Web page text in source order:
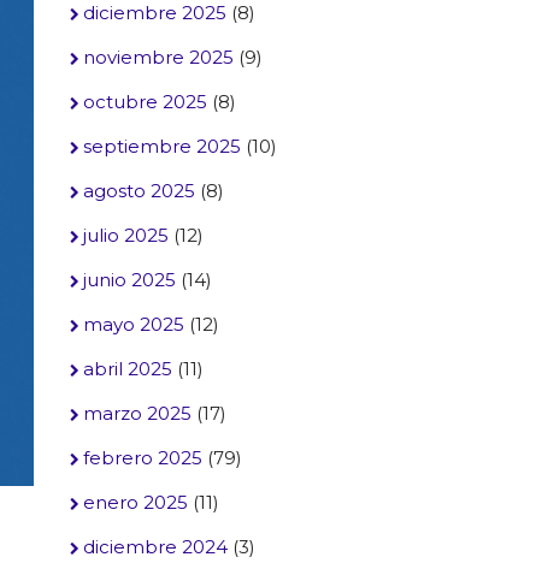
diciembre 2025 (8)
noviembre 2025 (9)
octubre 2025 (8)
septiembre 2025 (10)
agosto 2025 (8)
julio 2025 (12)
junio 2025 (14)
mayo 2025 (12)
abril 2025 (11)
marzo 2025 (17)
febrero 2025 (79)
enero 2025 (11)
diciembre 2024 (3)